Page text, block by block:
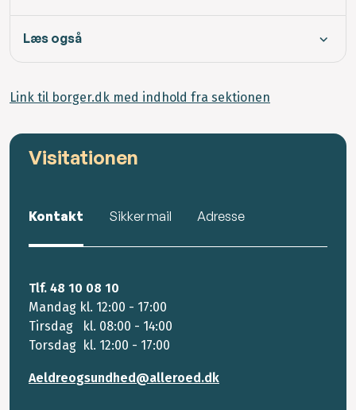
Læs også
Link til borger.dk med indhold fra sektionen
Visitationen
Kontakt Sikker mail Adresse
Tlf. 48 10 08 10
Mandag kl. 12:00 - 17:00
Tirsdag kl. 08:00 - 14:00
Torsdag kl. 12:00 - 17:00
Aeldreogsundhed@alleroed.dk